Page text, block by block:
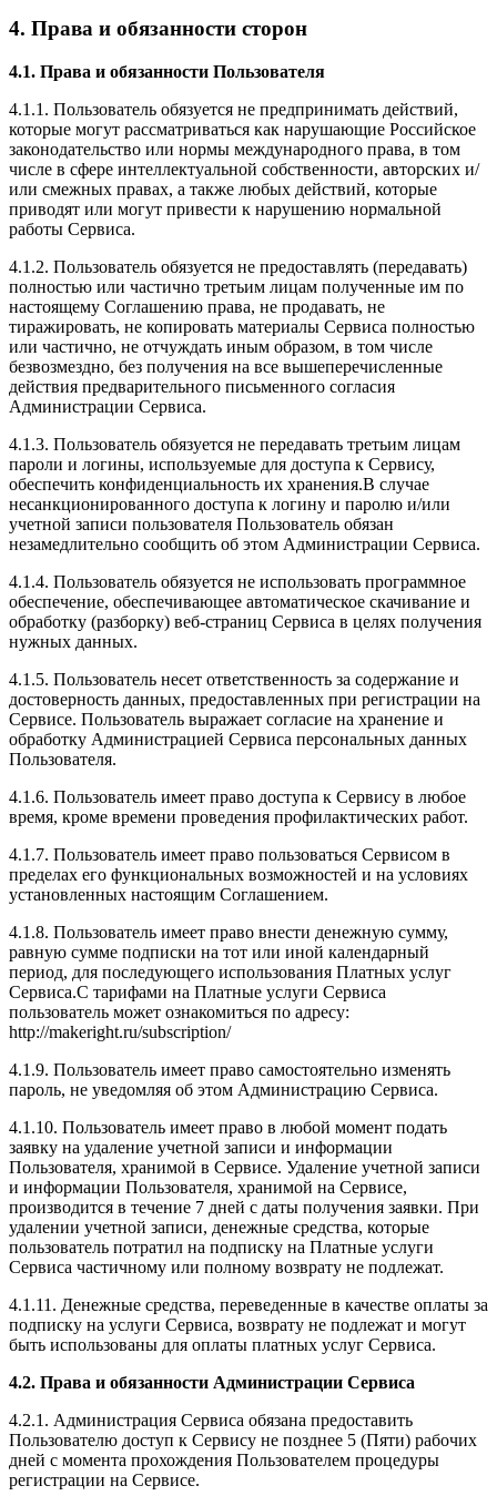
4. Права и обязанности сторон
4.1. Права и обязанности Пользователя
4.1.1. Пользователь обязуется не предпринимать действий,
которые могут рассматриваться как нарушающие Российское
законодательство или нормы международного права, в том
числе в сфере интеллектуальной собственности, авторских и/
или смежных правах, а также любых действий, которые
приводят или могут привести к нарушению нормальной
работы Сервиса.
4.1.2. Пользователь обязуется не предоставлять (передавать)
полностью или частично третьим лицам полученные им по
настоящему Соглашению права, не продавать, не
тиражировать, не копировать материалы Сервиса полностью
или частично, не отчуждать иным образом, в том числе
безвозмездно, без получения на все вышеперечисленные
действия предварительного письменного согласия
Администрации Сервиса.
4.1.3. Пользователь обязуется не передавать третьим лицам
пароли и логины, используемые для доступа к Сервису,
обеспечить конфиденциальность их хранения.В случае
несанкционированного доступа к логину и паролю и/или
учетной записи пользователя Пользователь обязан
незамедлительно сообщить об этом Администрации Сервиса.
4.1.4. Пользователь обязуется не использовать программное
обеспечение, обеспечивающее автоматическое скачивание и
обработку (разборку) веб-страниц Сервиса в целях получения
нужных данных.
4.1.5. Пользователь несет ответственность за содержание и
достоверность данных, предоставленных при регистрации на
Сервисе. Пользователь выражает согласие на хранение и
обработку Администрацией Сервиса персональных данных
Пользователя.
4.1.6. Пользователь имеет право доступа к Сервису в любое
время, кроме времени проведения профилактических работ.
4.1.7. Пользователь имеет право пользоваться Сервисом в
пределах его функциональных возможностей и на условиях
установленных настоящим Соглашением.
4.1.8. Пользователь имеет право внести денежную сумму,
равную сумме подписки на тот или иной календарный
период, для последующего использования Платных услуг
Сервиса.С тарифами на Платные услуги Сервиса
пользователь может ознакомиться по адресу:
http://makeright.ru/subscription/
4.1.9. Пользователь имеет право самостоятельно изменять
пароль, не уведомляя об этом Администрацию Сервиса.
4.1.10. Пользователь имеет право в любой момент подать
заявку на удаление учетной записи и информации
Пользователя, хранимой в Сервисе. Удаление учетной записи
и информации Пользователя, хранимой на Сервисе,
производится в течение 7 дней с даты получения заявки. При
удалении учетной записи, денежные средства, которые
пользователь потратил на подписку на Платные услуги
Сервиса частичному или полному возврату не подлежат.
4.1.11. Денежные средства, переведенные в качестве оплаты за
подписку на услуги Сервиса, возврату не подлежат и могут
быть использованы для оплаты платных услуг Сервиса.
4.2. Права и обязанности Администрации Сервиса
4.2.1. Администрация Сервиса обязана предоставить
Пользователю доступ к Сервису не позднее 5 (Пяти) рабочих
дней с момента прохождения Пользователем процедуры
регистрации на Сервисе.